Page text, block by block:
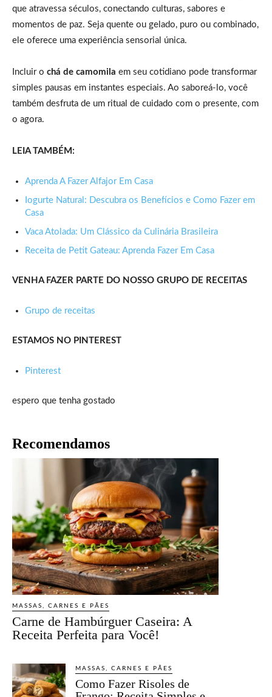
que atravessa séculos, conectando culturas, sabores e
momentos de paz. Seja quente ou gelado, puro ou combinado,
ele oferece uma experiência sensorial única.
Incluir o chá de camomila em seu cotidiano pode transformar
simples pausas em instantes especiais. Ao saboreá-lo, você
também desfruta de um ritual de cuidado com o presente, com
o agora.
LEIA TAMBÉM:
Aprenda A Fazer Alfajor Em Casa
Iogurte Natural: Descubra os Benefícios e Como Fazer em
Casa
Vaca Atolada: Um Clássico da Culinária Brasileira
Receita de Petit Gateau: Aprenda Fazer Em Casa
VENHA FAZER PARTE DO NOSSO GRUPO DE RECEITAS
Grupo de receitas
ESTAMOS NO PINTEREST
Pinterest
espero que tenha gostado
Recomendamos
MASSAS, CARNES E PÃES
Carne de Hambúrguer Caseira: A
Receita Perfeita para Você!
MASSAS, CARNES E PÃES
Como Fazer Risoles de